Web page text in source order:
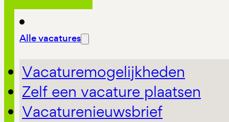
Alle vacatures
Vacaturemogelijkheden
Zelf een vacature plaatsen
Vacaturenieuwsbrief